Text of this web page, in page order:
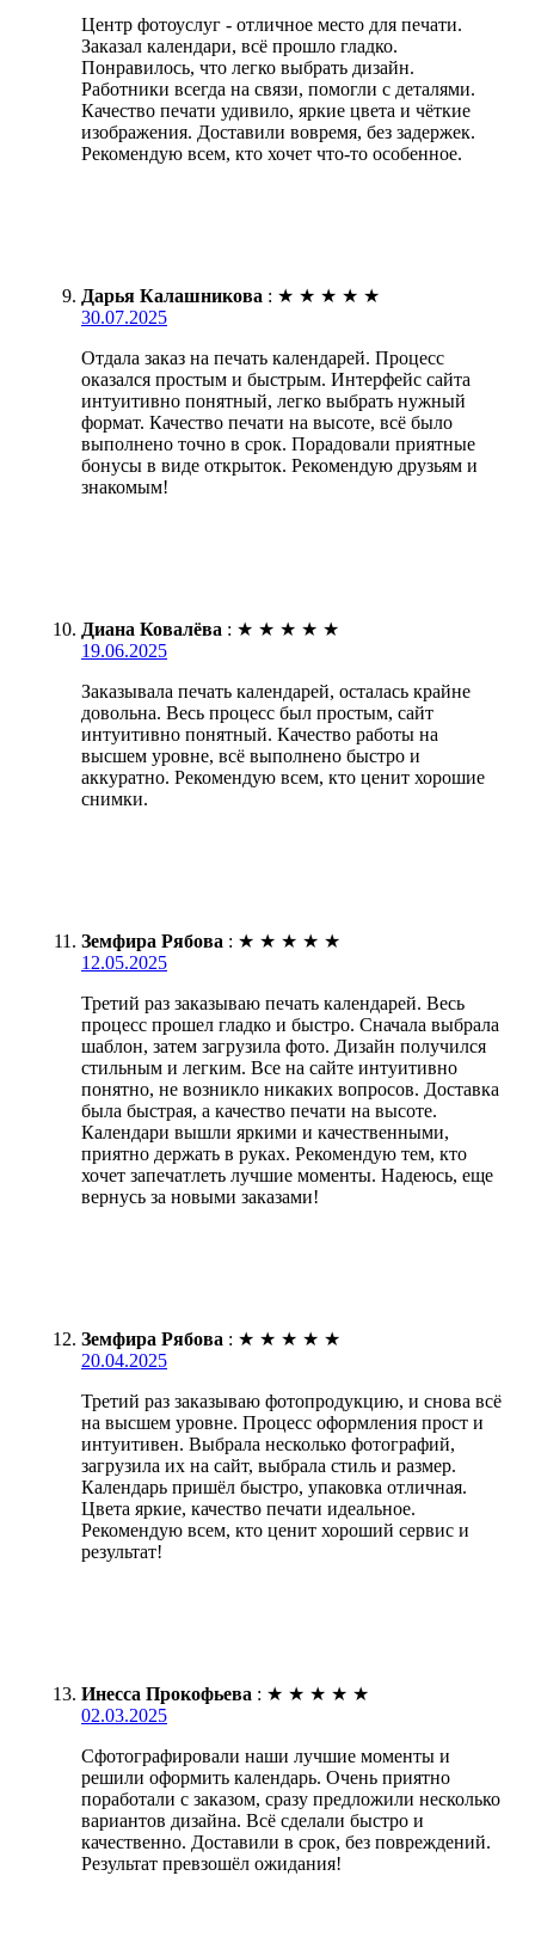
Центр фотоуслуг - отличное место для печати.
Заказал календари, всё прошло гладко.
Понравилось, что легко выбрать дизайн.
Работники всегда на связи, помогли с деталями.
Качество печати удивило, яркие цвета и чёткие
изображения. Доставили вовремя, без задержек.
Рекомендую всем, кто хочет что-то особенное.
Дарья Калашникова : ★ ★ ★ ★ ★
30.07.2025
Отдала заказ на печать календарей. Процесс
оказался простым и быстрым. Интерфейс сайта
интуитивно понятный, легко выбрать нужный
формат. Качество печати на высоте, всё было
выполнено точно в срок. Порадовали приятные
бонусы в виде открыток. Рекомендую друзьям и
знакомым!
Диана Ковалёва : ★ ★ ★ ★ ★
19.06.2025
Заказывала печать календарей, осталась крайне
довольна. Весь процесс был простым, сайт
интуитивно понятный. Качество работы на
высшем уровне, всё выполнено быстро и
аккуратно. Рекомендую всем, кто ценит хорошие
снимки.
Земфира Рябова : ★ ★ ★ ★ ★
12.05.2025
Третий раз заказываю печать календарей. Весь
процесс прошел гладко и быстро. Сначала выбрала
шаблон, затем загрузила фото. Дизайн получился
стильным и легким. Все на сайте интуитивно
понятно, не возникло никаких вопросов. Доставка
была быстрая, а качество печати на высоте.
Календари вышли яркими и качественными,
приятно держать в руках. Рекомендую тем, кто
хочет запечатлеть лучшие моменты. Надеюсь, еще
вернусь за новыми заказами!
Земфира Рябова : ★ ★ ★ ★ ★
20.04.2025
Третий раз заказываю фотопродукцию, и снова всё
на высшем уровне. Процесс оформления прост и
интуитивен. Выбрала несколько фотографий,
загрузила их на сайт, выбрала стиль и размер.
Календарь пришёл быстро, упаковка отличная.
Цвета яркие, качество печати идеальное.
Рекомендую всем, кто ценит хороший сервис и
результат!
Инесса Прокофьева : ★ ★ ★ ★ ★
02.03.2025
Сфотографировали наши лучшие моменты и
решили оформить календарь. Очень приятно
поработали с заказом, сразу предложили несколько
вариантов дизайна. Всё сделали быстро и
качественно. Доставили в срок, без повреждений.
Результат превзошёл ожидания!